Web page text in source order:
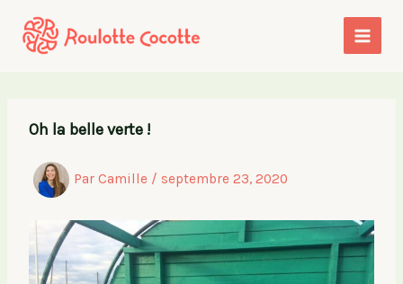
contenu
Oh la belle verte !
ParCamille / septembre 23, 2020